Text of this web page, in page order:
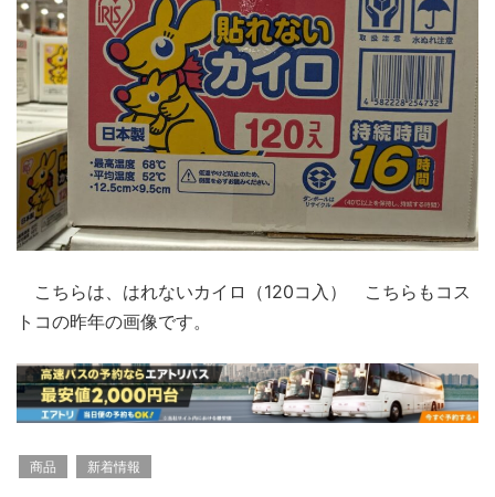
こちらは、はれないカイロ（120コ入） こちらもコス
トコの昨年の画像です。
商品 新着情報